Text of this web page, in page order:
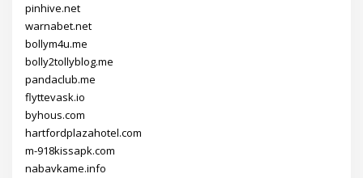
pinhive.net
warnabet.net
bollym4u.me
bolly2tollyblog.me
pandaclub.me
flyttevask.io
byhous.com
hartfordplazahotel.com
m-918kissapk.com
nabavkame.info